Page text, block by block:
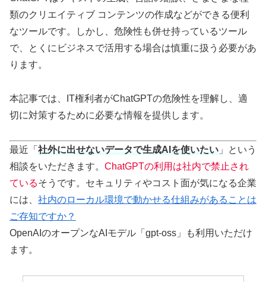
類のクリエイティブ コンテンツの作成などができる便利
なツールです。しかし、危険性も併せ持っているツール
で、とくにビジネスで活用する場合は慎重に扱う必要があ
ります。
本記事では、IT権利者がChatGPTの危険性を理解し、適
切に対策するために必要な情報を提供します。
最近「 社外に出せないデータで生成AIを使いたい 」という
相談をいただきます。 ChatGPTの利用は社内で禁止され
ているそうです。セキュリティやコスト面が気になる企業
には、 社内のローカル環境で動かせる仕組みがあることは
ご存知ですか？
OpenAIのオープンなAIモデル「gpt-oss」も利用いただけ
ます。